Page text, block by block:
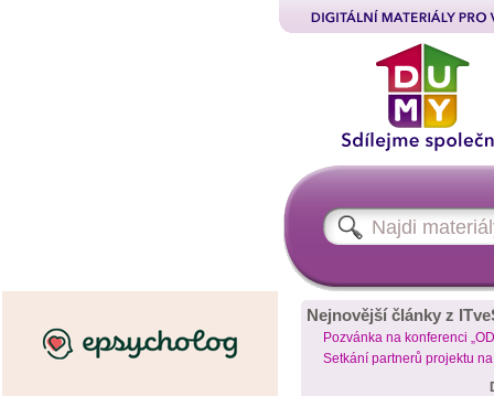
Nejnovější články z
Pozvánka na konferenci
Setkání partnerů projektu